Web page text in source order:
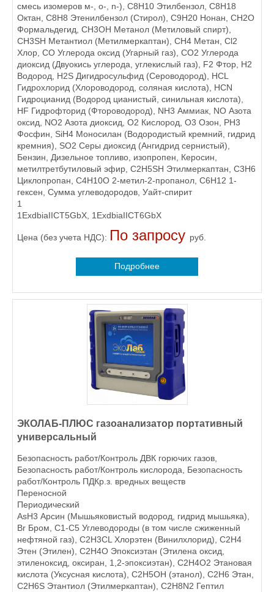
смесь изомеров м-, o-, n-), C8H10 Этилбензол, C8H18
Октан, C8H8 Этенилбензол (Стирол), C9H20 Нонан, CH2O
Формальдегид, CH3OH Метанол (Метиловый спирт),
CH3SH Метантиол (Метилмеркаптан), CH4 Метан, Cl2
Хлор, CO Углерода оксид (Угарный газ), CO2 Углерода
диоксид (Двуокись углерода, углекислый газ), F2 Фтор, H2
Водород, H2S Дигидросульфид (Сероводород), HCL
Гидрохлорид (Хлороводород, соляная кислота), HCN
Гидроцианид (Водород цианистый, синильная кислота),
HF Гидрофторид (Фтороводород), NH3 Аммиак, NO Азота
оксид, NO2 Азота диоксид, O2 Кислород, O3 Озон, PH3
Фосфин, SiH4 Моносилан (Водородистый кремний, гидрид
кремния), SO2 Серы диоксид (Ангидрид сернистый),
Бензин, Дизельное топливо, изопропен, Керосин,
метилтретбутиловый эфир, С2Н5SH Этилмеркаптан, С3Н6
Циклопропан, С4Н10О 2-метил-2-пропанол, С6Н12 1-
гексен, Сумма углеводородов, Уайт-спирит
1
1ExdbiaIICT5GbX, 1ExdbiaIICT6GbX
Цена (без учета НДС): По запросу руб.
Подробнее
ЭКОЛАБ-ПЛЮС газоанализатор портативный
универсальный
Безопасность работ/Контроль ДВК горючих газов,
Безопасность работ/Контроль кислорода, Безопасность
работ/Контроль ПДКр.з. вредных веществ
Переносной
Периодический
AsH3 Арсин (Мышьяковистый водород, гидрид мышьяка),
Br Бром, C1-C5 Углеводороды (в том числе сжиженный
нефтяной газ), C2H3CL Хлорэтен (Винилхлорид), C2H4
Этен (Этилен), C2H4O Эпоксиэтан (Этилена оксид,
этиленоксид, оксиран, 1,2-эпоксиэтан), C2H4O2 Этановая
кислота (Уксусная кислота), C2H5OH (этанол), C2H6 Этан,
C2H6S Этантиол (Этилмеркаптан), C2H8N2 Гептил